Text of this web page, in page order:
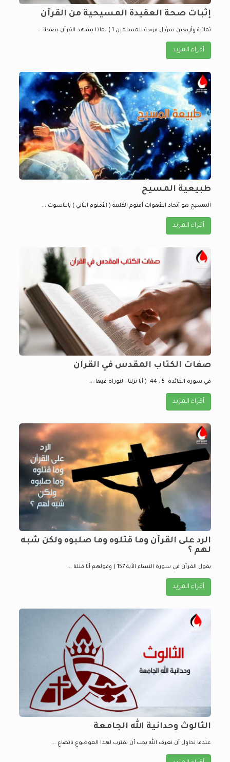
إثبات صحة العقيدة المسيحية من القرآن
ثمانية وأربعين سؤال موجة للمسلمين 1 ) لماذا يشهد القرآن بصحة ...
أقراء المزيد
طبيعية المسيح
المسيح هو أتحاد اللأهوات أقنوم الكلمة ( الأقنوم الثاني ) بالناسوت ...
أقراء المزيد
صفات الكتاب المقدس في القرآن
في سورة المائدة 5 : 44 ( أنا نزلنا التوراة فيها ...
أقراء المزيد
الرد على القرآن وما قتلوه وما صلبوه ولكن شبه
لهم ؟
يقول القرآن في سورة النساء الأية 157 ( وقولهم أنا قتلنا ...
أقراء المزيد
الثالوث وحدانية الله الجامعة
عندما نحاول أن نعرف الله يجب أن نقترب لهذا الموضوع باتضاع ...